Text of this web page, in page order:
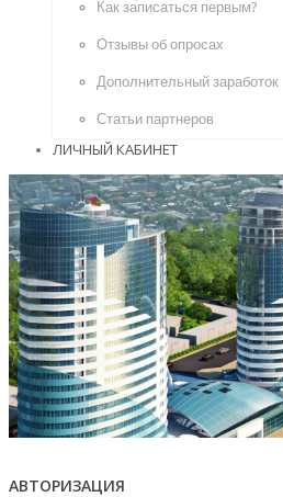
Как записаться первым?
Отзывы об опросах
Дополнительный заработок
Статьи партнеров
ЛИЧНЫЙ КАБИНЕТ
АВТОРИЗАЦИЯ